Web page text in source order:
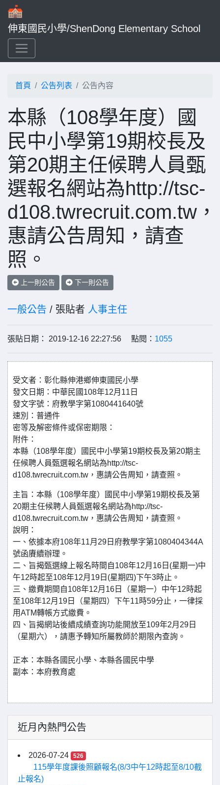
伸東國民小學/ShenDong Elementary School
首頁 公告列表 公告內容
本縣（108學年度）國
民中小學第19期校長及
第20期主任候聘人員甄
選報名網站為http://tsc-
d108.twrecruit.com.tw，
惠請公告周知，請查
照。
上一則公告 下一則公告
一般公告 / 張貼者 人事主任
張貼日期： 2019-12-16 22:27:56 點閱： 1055
受文者：彰化縣伸港鄉伸東國民小學
發文日期：中華民國108年12月11日
發文字號：府教學字第1080441640號
速別：普通件
密等及解密條件或保密期限：
附件：
本縣（108學年度）國民中小學第19期校長及第20期主
任候聘人員甄選報名網站為http://tsc-
d108.twrecruit.com.tw，惠請公告周知，請查照。
主旨：本縣（108學年度）國民中小學第19期校長及第
20期主任候聘人員甄選報名網站為http://tsc-
d108.twrecruit.com.tw，惠請公告周知，請查照。
說明：
一、依據本府108年11月29日府教學字第1080404344A
號函賡續辦理。
二、旨揭甄選線上報名時間自108年12月16日(星期一)中
午12時起至108年12月19日(星期四)下午3時止。
三、繳費期間自108年12月16日（星期一）中午12時起
至108年12月19日（星期四）下午11時59分止，一律採
用ATM轉帳方式繳費。
四、旨揭網站後續成績查詢功能開放至109年2月29日
（星期六），請惠予轉知所屬教師於期限內查詢。
正本：本縣各國民小學、本縣各國民中學
副本：本府教育處
近月內熱門公告
2026-07-24 526
115學年度課後照顧報名(8/3中午12時起至8/10截
止報名)